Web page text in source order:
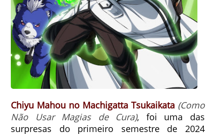
Chiyu Mahou no Machigatta Tsukaikata (Como
Não Usar Magias de Cura), foi uma das
surpresas do primeiro semestre de 2024